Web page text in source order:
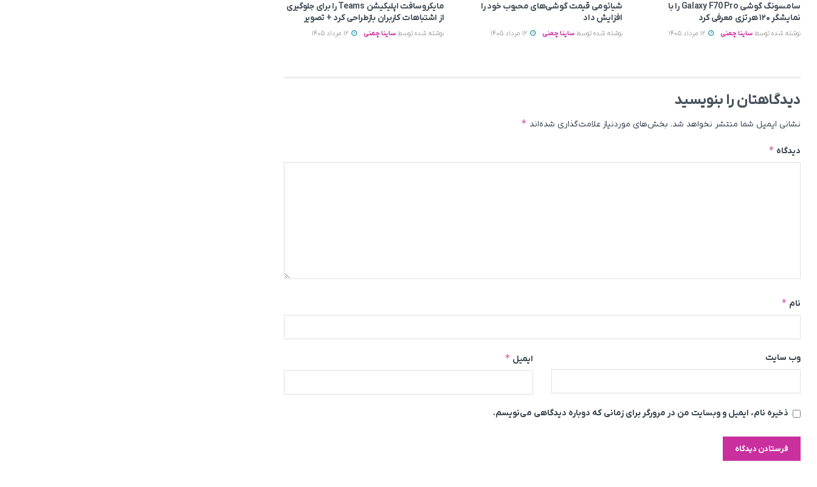
سامسونگ گوشی Galaxy F70 Pro را با
نمایشگر ۱۲۰ هرتزی معرفی کرد
نوشته شده توسط ساینا چمنی
شیائومی قیمت گوشی‌های محبوب خود را
افزایش داد
نوشته شده توسط ساینا چمنی 12 مرداد 1405
مایکروسافت اپلیکیشن Teams را برای جلوگیری
از اشتباهات کاربران بازطراحی کرد + تصویر
نوشته شده توسط ساینا چمنی
دیدگاهتان را بنویسید
نشانی ایمیل شما منتشر نخواهد شد. بخش‌های موردنیاز علامت‌گذاری شده‌اند *
دیدگاه *
نام *
ایمیل * وب‌ سایت
ذخیره نام، ایمیل و وبسایت من در مرورگر برای زمانی که دوباره دیدگاهی می‌نویسم.